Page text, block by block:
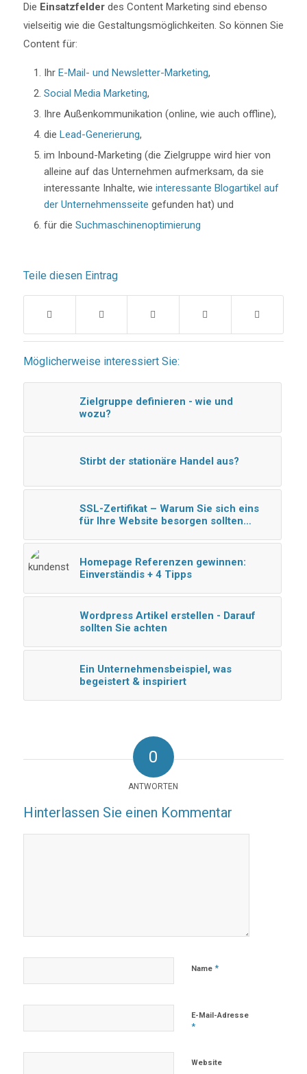
Die Einsatzfelderdes Content Marketing sind ebenso
vielseitig wie die Gestaltungsmöglichkeiten. So können Sie
Content für:
Ihr E-Mail- und Newsletter-Marketing,
Social Media Marketing,
Ihre Außenkommunikation (online, wie auch offline),
die Lead-Generierung,
im Inbound-Marketing (die Zielgruppe wird hier von
alleine auf das Unternehmen aufmerksam, da sie
interessante Inhalte, wie interessante Blogartikel auf
der Unternehmensseite gefunden hat) und
für die Suchmaschinenoptimierung
Teile diesen Eintrag
Möglicherweise interessiert Sie:
Zielgruppe definieren - wie und
wozu?
Stirbt der stationäre Handel aus?
SSL-Zertifikat – Warum Sie sich eins
für Ihre Website besorgen sollten…
Homepage Referenzen gewinnen:
Einverständis + 4 Tipps
Wordpress Artikel erstellen - Darauf
sollten Sie achten
Ein Unternehmensbeispiel, was
begeistert & inspiriert
0
ANTWORTEN
Hinterlassen Sie einen Kommentar
Name *
E-Mail-Adresse
*
Website